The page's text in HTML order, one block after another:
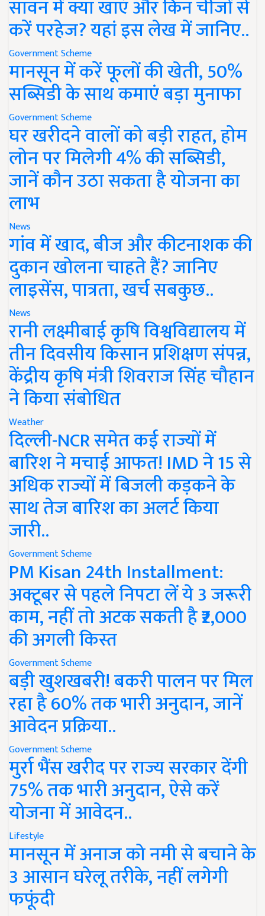
सावन में क्या खाएं और किन चीजों से
करें परहेज? यहां इस लेख में जानिए..
Government Scheme
मानसून में करें फूलों की खेती, 50%
सब्सिडी के साथ कमाएं बड़ा मुनाफा
Government Scheme
घर खरीदने वालों को बड़ी राहत, होम
लोन पर मिलेगी 4% की सब्सिडी,
जानें कौन उठा सकता है योजना का
लाभ
News
गांव में खाद, बीज और कीटनाशक की
दुकान खोलना चाहते हैं? जानिए
लाइसेंस, पात्रता, खर्च सबकुछ..
News
रानी लक्ष्मीबाई कृषि विश्वविद्यालय में
तीन दिवसीय किसान प्रशिक्षण संपन्न,
केंद्रीय कृषि मंत्री शिवराज सिंह चौहान
ने किया संबोधित
Weather
दिल्ली-NCR समेत कई राज्यों में
बारिश ने मचाई आफत! IMD ने 15 से
अधिक राज्यों में बिजली कड़कने के
साथ तेज बारिश का अलर्ट किया
जारी..
Government Scheme
PM Kisan 24th Installment:
अक्टूबर से पहले निपटा लें ये 3 जरूरी
काम, नहीं तो अटक सकती है ₹2,000
की अगली किस्त
Government Scheme
बड़ी खुशखबरी! बकरी पालन पर मिल
रहा है 60% तक भारी अनुदान, जानें
आवेदन प्रक्रिया..
Government Scheme
मुर्रा भैंस खरीद पर राज्य सरकार देंगी
75% तक भारी अनुदान, ऐसे करें
योजना में आवेदन..
Lifestyle
मानसून में अनाज को नमी से बचाने के
3 आसान घरेलू तरीके, नहीं लगेगी
फफूंदी